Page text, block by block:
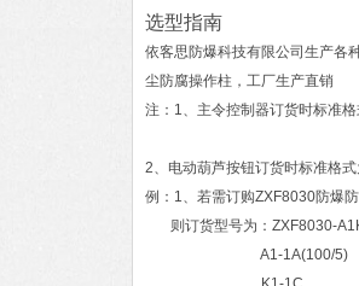
选型指南
依客思防爆科技有限公司生产各
尘防腐操作柱，工厂生产直销
注：1、主令控制器订货时标准
2、电动葫芦按钮订货时标准格
例：1、若需订购ZXF8030防爆
则订货型号为：ZXF8030-
A1-1A(100/5)